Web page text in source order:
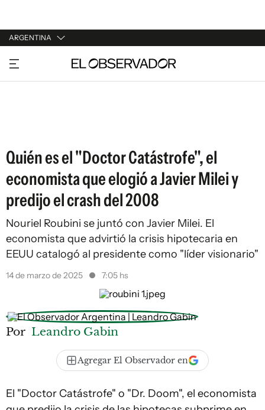
ARGENTINA
URUGUAY
ARGENTINA
Quién es el "Doctor Catástrofe", el
economista que elogió a Javier Milei y
predijo el crash del 2008
Nouriel Roubini se juntó con Javier Milei. El
economista que advirtió la crisis hipotecaria en
EEUU catalogó al presidente como "líder visionario"
14 de marzo de 2025 7:05 hs
Por Leandro Gabin
Agregar El Observador en
El "Doctor Catástrofe" o "Dr. Doom", el economista